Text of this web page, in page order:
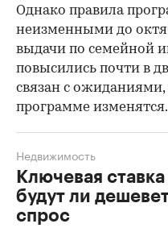
Однако правила
неизменными до
выдачи по семейной
повысились почти в
связан с ожиданиями,
программе изменятся.
Ключевая
будут ли
спрос
Недвижимость